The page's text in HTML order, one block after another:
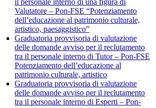
il personale interno di una figura di
Valutatore – Pon-FSE “Potenziamento
dell’educazione al patrimonio culturale,
artistico, paesaggistico”
Graduatoria provvisoria di valutazione
delle domande avviso per il reclutamento
tra il personale interno di Tutor – Pon-FSE
Potenziamento dell’educazione al
patrimonio culturale, artistico
Graduatoria provvisoria di valutazione
delle domande avviso per il reclutamento
tra il personale interno di Esperti – Pon-